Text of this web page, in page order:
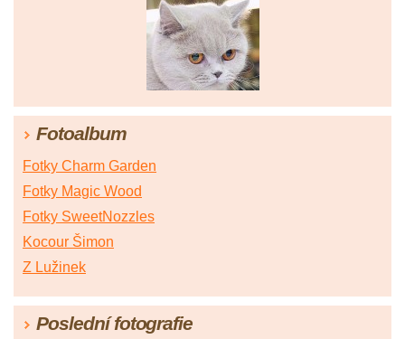
Fotoalbum
Fotky Charm Garden
Fotky Magic Wood
Fotky SweetNozzles
Kocour Šimon
Z Lužinek
Poslední fotografie